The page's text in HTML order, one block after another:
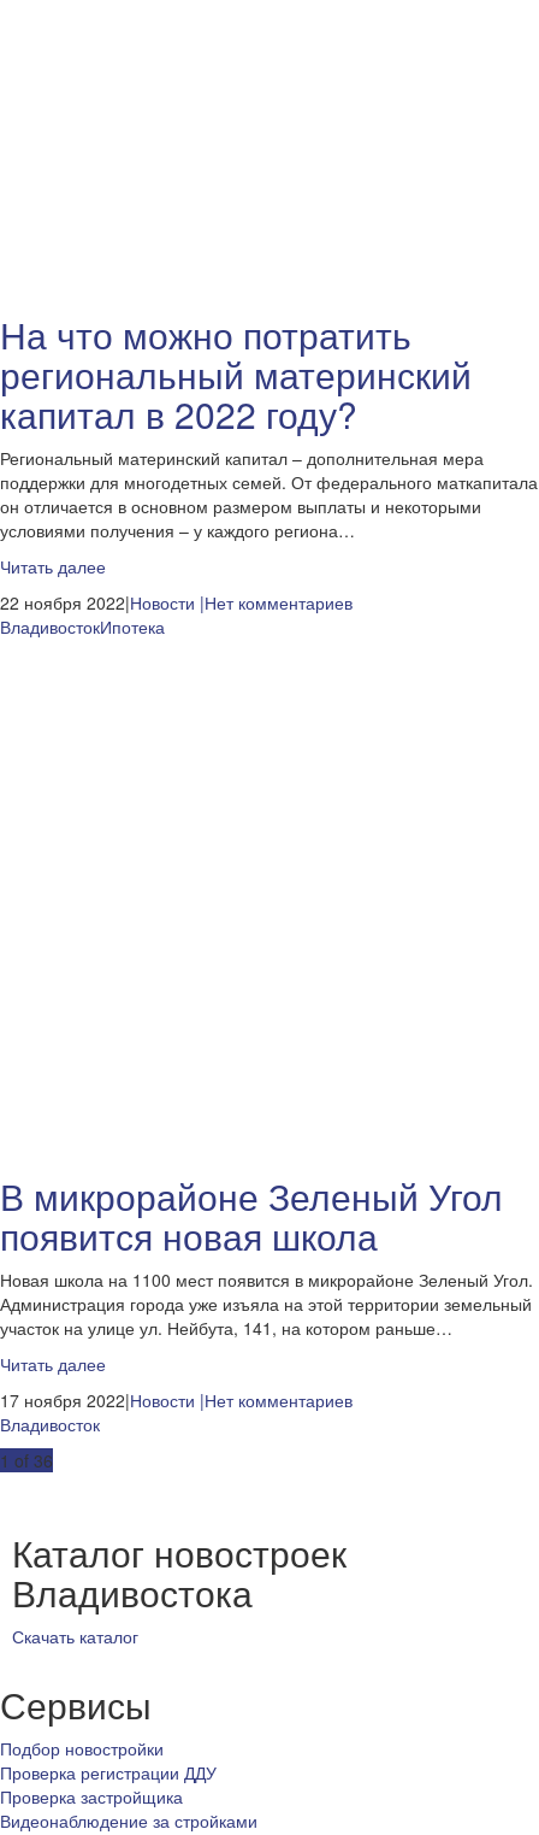
На что можно потратить
региональный материнский
капитал в 2022 году?
Региональный материнский капитал – дополнительная мера
поддержки для многодетных семей. От федерального маткапитала
он отличается в основном размером выплаты и некоторыми
условиями получения – у каждого региона…
Читать далее
22 ноября 2022|Новости |Нет комментариев
ВладивостокИпотека
В микрорайоне Зеленый Угол
появится новая школа
Новая школа на 1100 мест появится в микрорайоне Зеленый Угол.
Администрация города уже изъяла на этой территории земельный
участок на улице ул. Нейбута, 141, на котором раньше…
Читать далее
17 ноября 2022|Новости |Нет комментариев
Владивосток
Post
1 of 36
Каталог новостроек
Владивостока
Скачать каталог
Сервисы
Подбор новостройки
Проверка регистрации ДДУ
Проверка застройщика
Видеонаблюдение за стройками